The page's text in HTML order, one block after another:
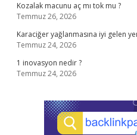
Kozalak macunu aç mı tok mu ?
Temmuz 26, 2026
Karaciğer yağlanmasına iyi gelen
Temmuz 24, 2026
1 inovasyon nedir ?
Temmuz 24, 2026